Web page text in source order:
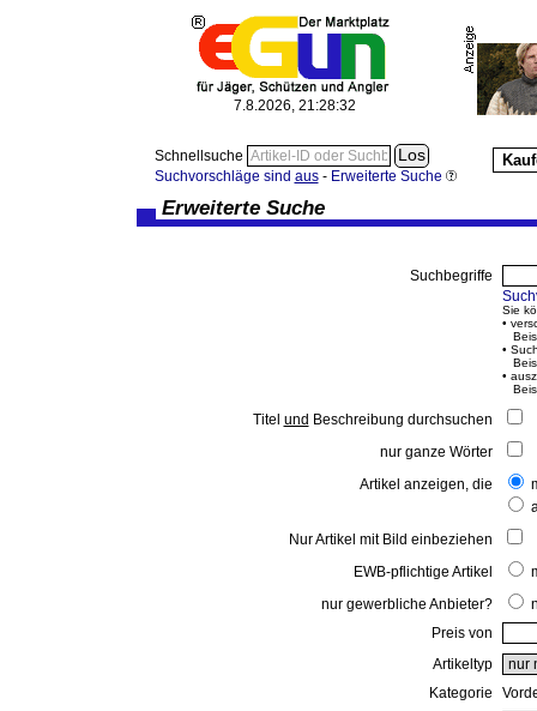
7.8.2026, 21:28:32
Schnellsuche
Suchvorschläge sind aus- Erweiterte Suche
Erweiterte Suche
Suchbegriffe
Sie
•
•
•
Titel und Beschreibung durchsuchen
nur ganze Wörter
Artikel anzeigen, die
Nur Artikel mit Bild einbeziehen
EWB-pflichtige Artikel
nur gewerbliche Anbieter?
Preis von
Artikeltyp
Kategorie